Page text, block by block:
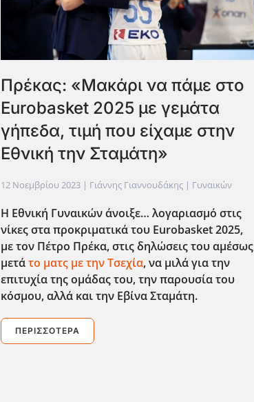
Πρέκας: «Μακάρι να πάμε στο
Eurobasket 2025 με γεμάτα
γήπεδα, τιμή που είχαμε στην
Εθνική την Σταμάτη»
12 Νοεμβρίου 2023 | Γιάννης Γιαννουδάκης | Γυναικών
Η Εθνική Γυναικών άνοιξε… λογαριασμό στις
νίκες στα προκριματικά του Eurobasket2025,
με τον Πέτρο Πρέκα, στις δηλώσεις του αμέσως
μετάτο ματς με την Τσεχία, να μιλά για την
επιτυχία της ομάδας του, την παρουσία του
κόσμου, αλλά και την Εβίνα Σταμάτη.
ΠΕΡΙΣΣΌΤΕΡΑ